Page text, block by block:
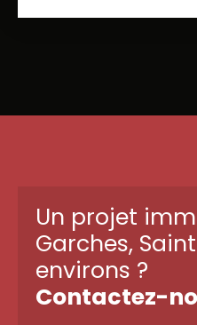
indépendante viennent
Un projet
Garches,
environs ?
Contactez-